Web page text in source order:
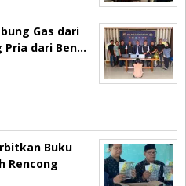
Gas dari
Pria dari Ben…
Buku
Rencong